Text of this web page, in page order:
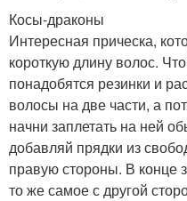
Косы-драконы
Интересная прическа,
короткую длину волос.
понадобятся резинки и
волосы на две части, а
начни заплетать на ней
добавляй прядки из
правую стороны. В конце
то же самое с другой